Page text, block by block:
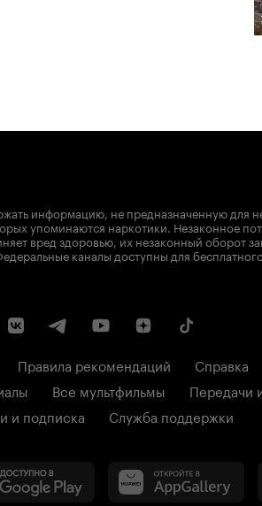
информацию, не предназначенную для
упоминаются наркотики. Незаконное
вред здоровью, их незаконный оборот
каналы доступны для
Правила рекомендаций Справка
Все мультфильмы Передачи
и подписка
Служба поддержки